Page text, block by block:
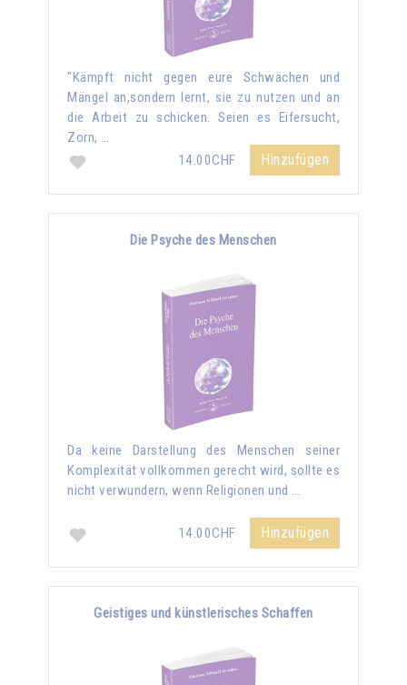
"Kämpft nicht gegen eure Schwächen und
Mängel an,sondern lernt, sie zu nutzen und an
die Arbeit zu schicken. Seien es Eifersucht,
Zorn, …
14.00CHF
Hinzufügen
Die Psyche des Menschen
Da keine Darstellung des Menschen seiner
Komplexität vollkommen gerecht wird, sollte es
nicht verwundern, wenn Religionen und …
14.00CHF Hinzufügen
Geistiges und künstlerisches Schaffen